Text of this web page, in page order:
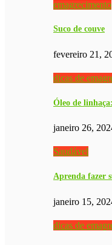
emagrecimento
Suco de couve
fevereiro 21,
dicas de
Óleo de
janeiro 26,
Saudável
Aprenda fazer
janeiro 15,
dicas de